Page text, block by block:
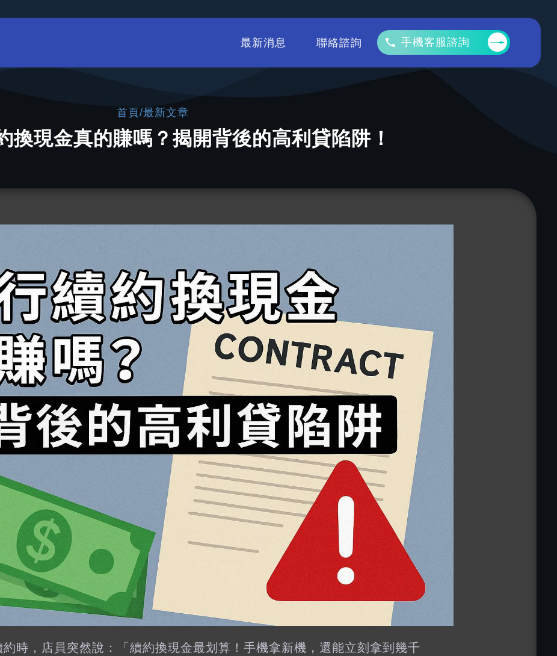
最新消息 聯絡諮詢 手機客服諮詢
首頁/最新文章
換現金真的賺嗎？揭開背後的高利貸陷阱！
時，店員突然說：「續約換現金最划算！手機拿新機，還能立刻拿到幾千